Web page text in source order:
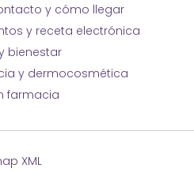
y cómo llegar
y receta electrónica
bienestar
y dermocosmética
farmacia
XML